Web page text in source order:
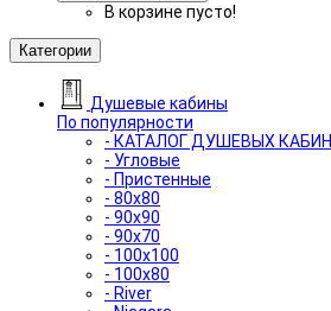
В корзине пусто!
Категории
Душевые кабины
По популярности
- КАТАЛОГ ДУШЕВЫХ КАБИН
- Угловые
- Пристенные
- 80x80
- 90x90
- 90x70
- 100x100
- 100x80
- River